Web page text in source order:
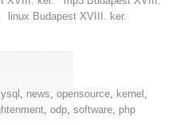
linux Budapest XVIII. ker.
news ,opensource kernel
,odp ,software php